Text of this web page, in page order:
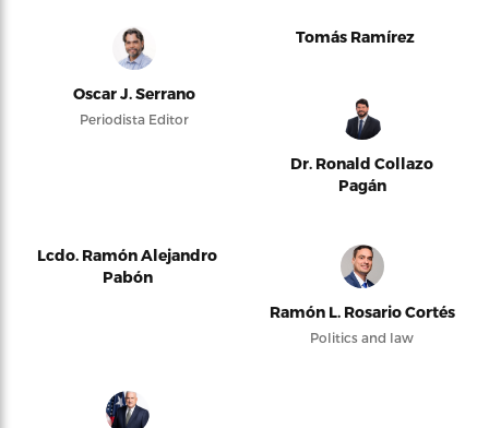
Oscar J. Serrano
Periodista Editor
Tomás Ramírez
Dr. Ronald Collazo
Pagán
Lcdo. Ramón Alejandro
Pabón
Ramón L. Rosario Cortés
Politics and law